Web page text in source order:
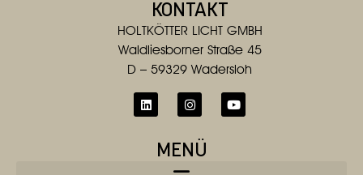
KONTAKT
HOLTKÖTTER LICHT GMBH
Waldliesborner Straße 45
D – 59329 Wadersloh
MENÜ